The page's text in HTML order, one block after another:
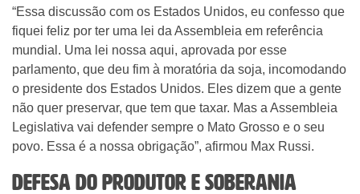
“Essa discussão com os Estados Unidos, eu confesso que
fiquei feliz por ter uma lei da Assembleia em referência
mundial. Uma lei nossa aqui, aprovada por esse
parlamento, que deu fim à moratória da soja, incomodando
o presidente dos Estados Unidos. Eles dizem que a gente
não quer preservar, que tem que taxar. Mas a Assembleia
Legislativa vai defender sempre o Mato Grosso e o seu
povo. Essa é a nossa obrigação”, afirmou Max Russi.
Defesa do produtor e soberania